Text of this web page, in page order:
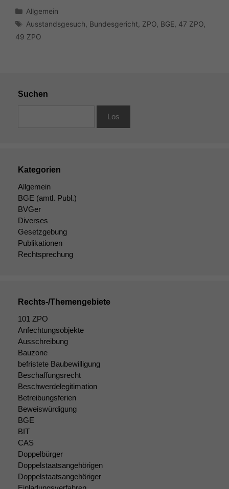
Kategorien
Allgemein
Schlagwörter
Ausstandsgesuch Bundesgericht ZPO BGE 47 ZPO
49 ZPO
Suchen
Kategorien
Allgemein
BGE (amtl. Publ.)
BVGer
Diverses
Gesetzgebung
Publikationen
Rechtsprechung
Rechts-/Themengebiete
101 ZPO
Anfechtungsobjekte
Ausschreibung
Bauzone
befristete Baubewilligung
Beschaffungsrecht
Beschwerdelegitimation
Betreibungsferien
Beweiswürdigung
BGE
BIT
CAS
Doppelbürger
Doppelstaatsangehörigen
Doppelstaatsangehöriger